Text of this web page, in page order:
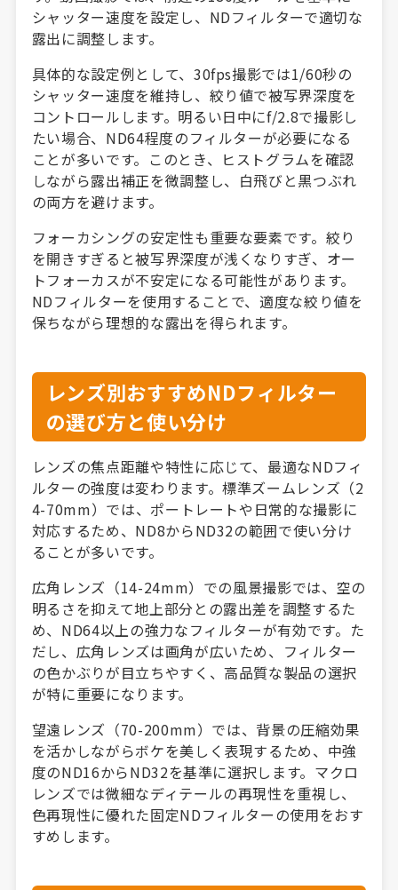
シャッター速度を設定し、NDフィルターで適切な
露出に調整します。
具体的な設定例として、30fps撮影では1/60秒の
シャッター速度を維持し、絞り値で被写界深度を
コントロールします。明るい日中にf/2.8で撮影し
たい場合、ND64程度のフィルターが必要になる
ことが多いです。このとき、ヒストグラムを確認
しながら露出補正を微調整し、白飛びと黒つぶれ
の両方を避けます。
フォーカシングの安定性も重要な要素です。絞り
を開きすぎると被写界深度が浅くなりすぎ、オー
トフォーカスが不安定になる可能性があります。
NDフィルターを使用することで、適度な絞り値を
保ちながら理想的な露出を得られます。
レンズ別おすすめNDフィルター
の選び方と使い分け
レンズの焦点距離や特性に応じて、最適なNDフィ
ルターの強度は変わります。標準ズームレンズ（2
4-70mm）では、ポートレートや日常的な撮影に
対応するため、ND8からND32の範囲で使い分け
ることが多いです。
広角レンズ（14-24mm）での風景撮影では、空の
明るさを抑えて地上部分との露出差を調整するた
め、ND64以上の強力なフィルターが有効です。た
だし、広角レンズは画角が広いため、フィルター
の色かぶりが目立ちやすく、高品質な製品の選択
が特に重要になります。
望遠レンズ（70-200mm）では、背景の圧縮効果
を活かしながらボケを美しく表現するため、中強
度のND16からND32を基準に選択します。マクロ
レンズでは微細なディテールの再現性を重視し、
色再現性に優れた固定NDフィルターの使用をおす
すめします。